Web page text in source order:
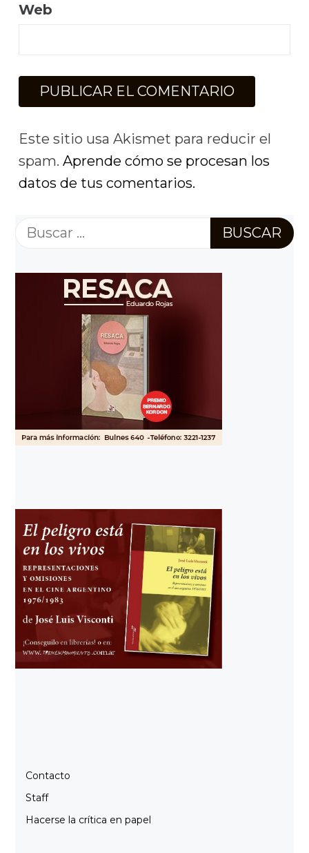
Web
Este sitio usa Akismet para reducir el
spam. Aprende cómo se procesan los
datos de tus comentarios.
Buscar:
Contacto
Staff
Hacerse la crítica en papel